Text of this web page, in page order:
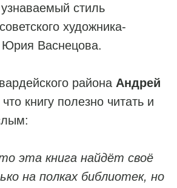
стиль
художника-
Юрия Васнецова.
района Андрей
книгу полезно читать и
эта книга найдёт своё
на полках библиотек, но